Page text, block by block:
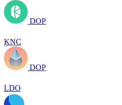
DOP
KNC
DOP
LDO